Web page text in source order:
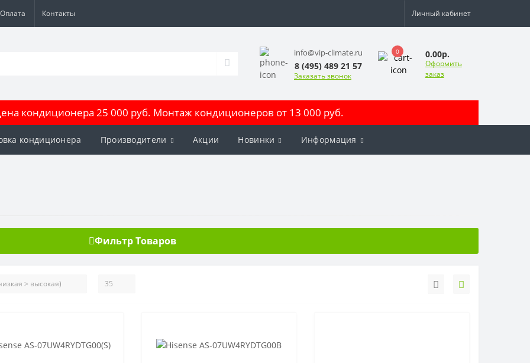
Оплата Контакты Личный кабинет
info@vip-climate.ru
8 (495) 489 21 57
Заказать звонок
0 0.00р.
Оформить
заказ
кондиционера 25 000 руб. Монтаж кондиционеров от 13 000 руб.
кондиционера Производители Акции Новинки Информация
Фильтр Товаров